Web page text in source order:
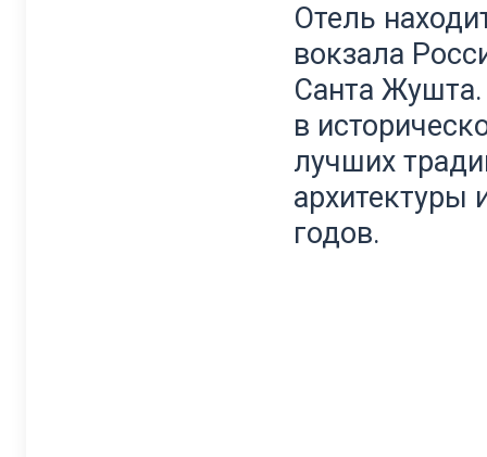
Отель
вокзала
Санта
в
лучших
архитектуры
годов.